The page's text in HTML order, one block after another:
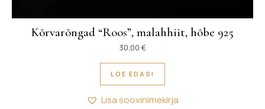
Kõrvarõngad “Roos”, malahhiit, hõbe 925
30,00 €
LOE EDASI
Lisa soovinimekirja